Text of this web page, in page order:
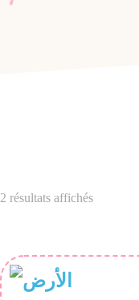
2 résultats affichés